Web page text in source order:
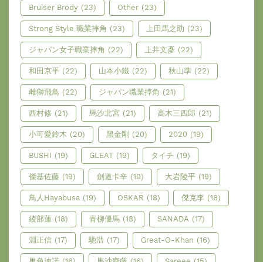
Bruiser Brody (23) Other (23)
Strong Style 職業摔角 (23) 上田馬之助 (23)
ジャパン女子職業摔角 (22) 上井文彥 (22)
和田京平 (22) 山本小鐵 (22) 秋山準 (22)
雌獅飛鳥 (22) ジャパン職業摔角 (21)
西村修 (21) 馬沙北宮 (21) 高木三四郎 (21)
小可愛鈴木 (20) 黑金剛 (20) 2020 (19)
BUSHI (19) GLEAT (19) タイチ (19)
傑基佐藤 (19) 劍道卡辛 (19) 大岩陵平 (19)
鳥人Hayabusa (19) OSKAR (18) 傑克李 (18)
綾部蓮 (18) 青柳優馬 (18) SANADA (17)
淵正信 (17) 馳浩 (17) Great-O-Khan (16)